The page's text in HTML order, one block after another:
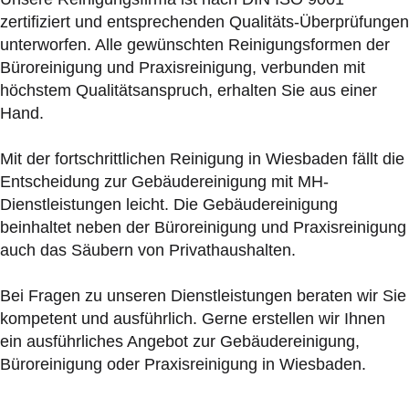
zertifiziert und entsprechenden Qualitäts-Überprüfungen
unterworfen. Alle gewünschten Reinigungsformen der
Büroreinigung und Praxisreinigung, verbunden mit
höchstem Qualitätsanspruch, erhalten Sie aus einer
Hand.
Mit der fortschrittlichen Reinigung in Wiesbaden fällt die
Entscheidung zur Gebäudereinigung mit MH-
Dienstleistungen leicht. Die Gebäudereinigung
beinhaltet neben der Büroreinigung und Praxisreinigung
auch das Säubern von Privathaushalten.
Bei Fragen zu unseren Dienstleistungen beraten wir Sie
kompetent und ausführlich. Gerne erstellen wir Ihnen
ein ausführliches Angebot zur Gebäudereinigung,
Büroreinigung oder Praxisreinigung in Wiesbaden.